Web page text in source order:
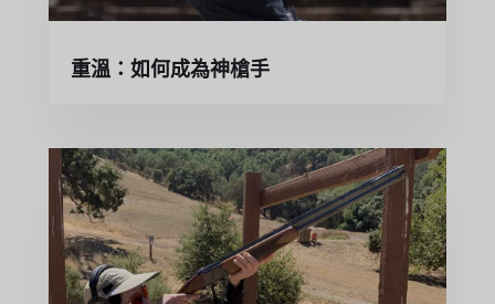
重溫：如何成為神槍手